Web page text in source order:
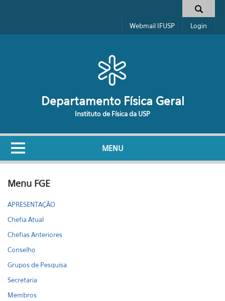
Formulário de busca
Webmail IFUSP Login
Departamento Física Geral
Instituto de Física da USP
MENU
Menu FGE
APRESENTAÇÃO
Chefia Atual
Chefias Anteriores
Conselho
Grupos de Pesquisa
Secretaria
Membros